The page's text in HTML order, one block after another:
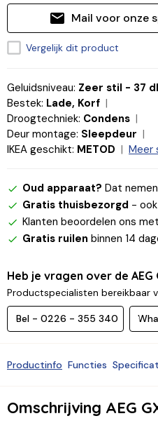
Mail voor onze
Vergelijk dit product
Geluidsniveau: Zeer stil - 37
Bestek: Lade, Korf
Droogtechniek: Condens
Deur montage: Sleepdeur
IKEA geschikt: METOD Meer
Oud apparaat? Dat
Gratis thuisbezorgd -
Klanten beoordelen ons
Gratis ruilen binnen 14
Heb je vragen over de AEG
Productspecialisten bereikbaar
Bel - 0226 - 355 340
Productinfo Functies
Omschrijving AEG